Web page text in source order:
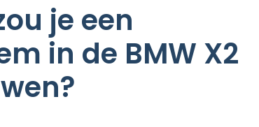
je een
in de BMW X2